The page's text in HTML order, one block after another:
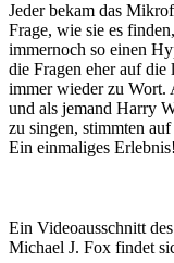
Jeder bekam das
Frage, wie sie es
immernoch so einen
die Fragen eher auf die
immer wieder zu Wort.
und als jemand Harry
zu singen, stimmten
Ein einmaliges Erlebnis!
Ein Videoausschnitt
Michael J. Fox findet